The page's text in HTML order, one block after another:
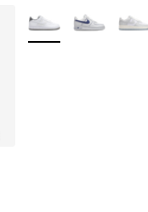
Weitere Farben